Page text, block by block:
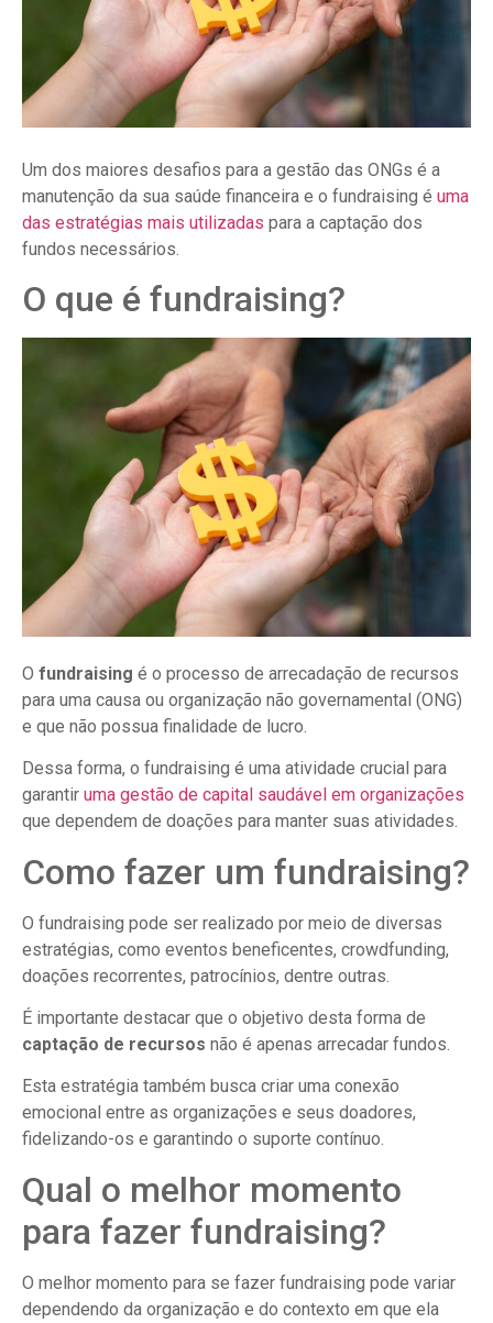
Um dos maiores desafios para a gestão das ONGs é a
manutenção da sua saúde financeira e o fundraising é uma
das estratégias mais utilizadas para a captação dos
fundos necessários.
O que é fundraising?
O fundraising é o processo de arrecadação de recursos
para uma causa ou organização não governamental (ONG)
e que não possua finalidade de lucro.
Dessa forma, o fundraising é uma atividade crucial para
garantir uma gestão de capital saudável em organizações
que dependem de doações para manter suas atividades.
Como fazer um fundraising?
O fundraising pode ser realizado por meio de diversas
estratégias, como eventos beneficentes, crowdfunding,
doações recorrentes, patrocínios, dentre outras.
É importante destacar que o objetivo desta forma de
captação de recursos não é apenas arrecadar fundos.
Esta estratégia também busca criar uma conexão
emocional entre as organizações e seus doadores,
fidelizando-os e garantindo o suporte contínuo.
Qual o melhor momento
para fazer fundraising?
O melhor momento para se fazer fundraising pode variar
dependendo da organização e do contexto em que ela